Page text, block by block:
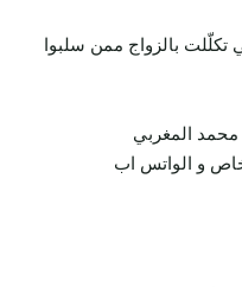
تكلّلت بالزواج ممن سلبوا
محمد المغربي
و الواتس اب